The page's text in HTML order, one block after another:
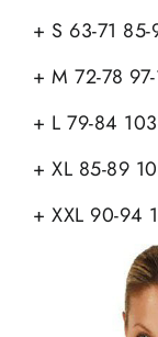
+ S 63-71 85-
+ M 72-78
+ L 79-84
+ XL 85-89
+ XXL 90-94